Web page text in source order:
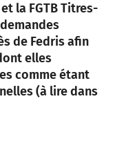
la FGTB Titres-
de Fedris afin
elles
comme étant
(à lire dans